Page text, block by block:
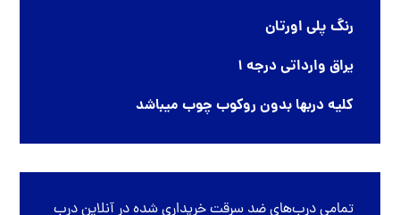
رنگ پلی اورتان
یراق وارداتی درجه 1
کلیه دربها بدون روکوب چوب میباشد
تمامیدرب‌های ضد سرقتخریداری شده درآنلاین درب